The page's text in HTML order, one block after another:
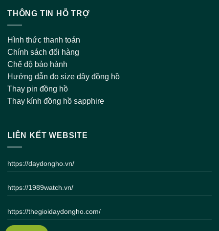
THÔNG TIN HỖ TRỢ
Hình thức thanh toán
Chính sách đổi hàng
Chế độ bảo hành
Hướng dẫn đo size dây đồng hồ
Thay pin đồng hồ
Thay kính đồng hồ sapphire
LIÊN KẾT WEBSITE
https://daydongho.vn/
https://1989watch.vn/
https://thegioidaydongho.com/